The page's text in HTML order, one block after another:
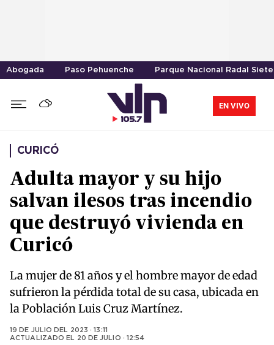
Abogada Paso Pehuenche Parque Nacional Radal Siete
EN VIVO
CURICÓ
Adulta mayor y su hijo
salvan ilesos tras incendio
que destruyó vivienda en
Curicó
La mujer de 81 años y el hombre mayor de edad
sufrieron la pérdida total de su casa, ubicada en
la Población Luis Cruz Martínez.
19 DE JULIO DEL 2023 · 13:11
ACTUALIZADO EL 20 DE JULIO · 12:54